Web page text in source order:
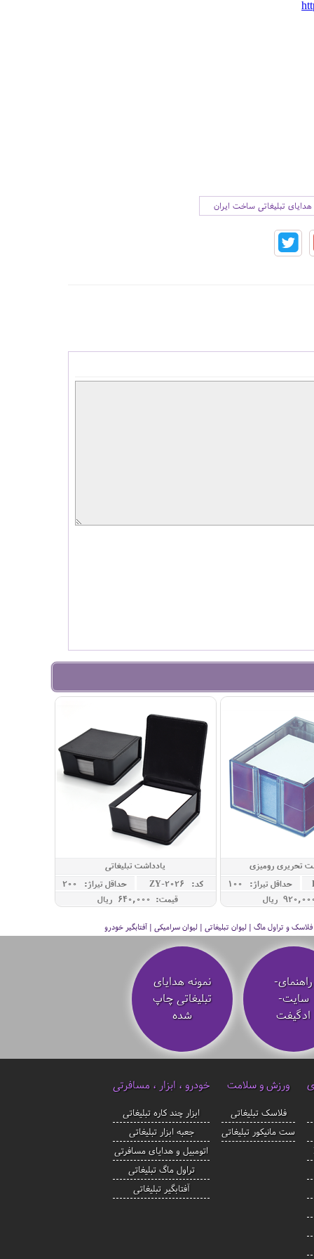
هدایای تبلیغاتی ساخت ایران
تحریری رومیزی
حداقل تيراژ: 100
یادداشت تبلیغاتی
کد: ZY-2026
حداقل تيراژ: 200
قیمت: 640,000 ريال
و تراول ماگ | لیوان تبلیغاتی | لیوان سرامیکی | آفتابگیر خودرو
راهنمای-
سایت-
ادگیفت
نمونه هدایای
تبلیغاتی چاپ
شده
ورزش و سلامت
فلاسک تبلیغاتی
ست مانیکور تبلیغاتی
خودرو ، ابزار ، مسافرتی
ابزار چند کاره تبلیغاتی
جعبه ابزار تبلیغاتی
اتومبیل و هدایای مسافرتی
تراول ماگ تبلیغاتی
آفتابگیر تبلیغاتی